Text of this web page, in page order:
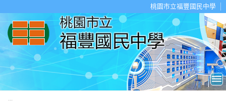
桃園市立福豐國民中學